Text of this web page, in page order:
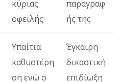
κύριας
οφειλής
παραγραφ
ής της
Υπαίτια
καθυστέρη
ση ενώ ο
Έγκαιρη
δικαστική
επιδίωξη